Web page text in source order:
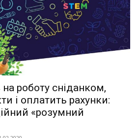
роботу сніданком,
і оплатить рахунки:
«розумний